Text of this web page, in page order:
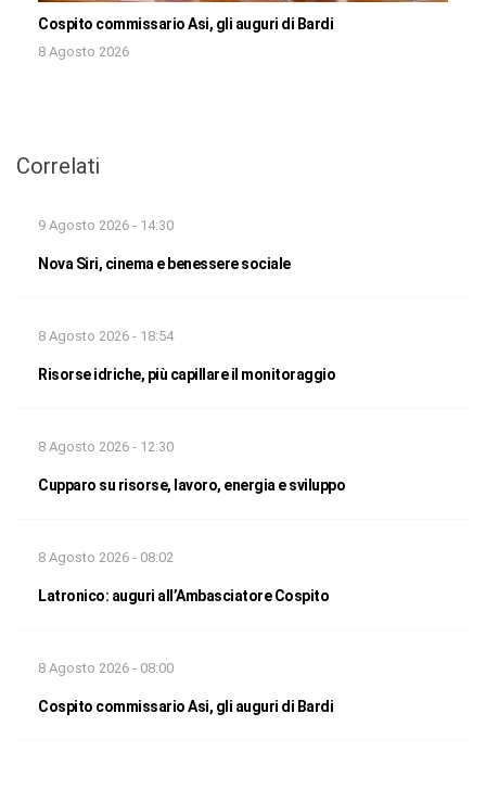
Cospito commissario Asi, gli auguri di Bardi
8 Agosto 2026
Correlati
9 Agosto 2026 - 14:30
Nova Siri, cinema e benessere sociale
8 Agosto 2026 - 18:54
Risorse idriche, più capillare il monitoraggio
8 Agosto 2026 - 12:30
Cupparo su risorse, lavoro, energia e sviluppo
8 Agosto 2026 - 08:02
Latronico: auguri all’Ambasciatore Cospito
8 Agosto 2026 - 08:00
Cospito commissario Asi, gli auguri di Bardi